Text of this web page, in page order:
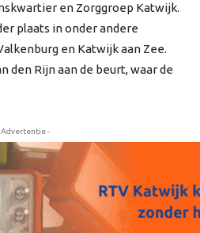
en Zorggroep Katwijk.
plaats in onder andere
en Katwijk aan Zee.
den Rijn aan de beurt, waar de
Advertentie -